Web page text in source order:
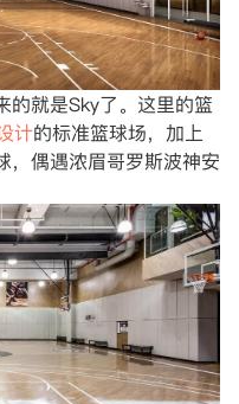
的就是Sky了。这里的篮
计的标准篮球场，加上
，偶遇浓眉哥罗斯波神安